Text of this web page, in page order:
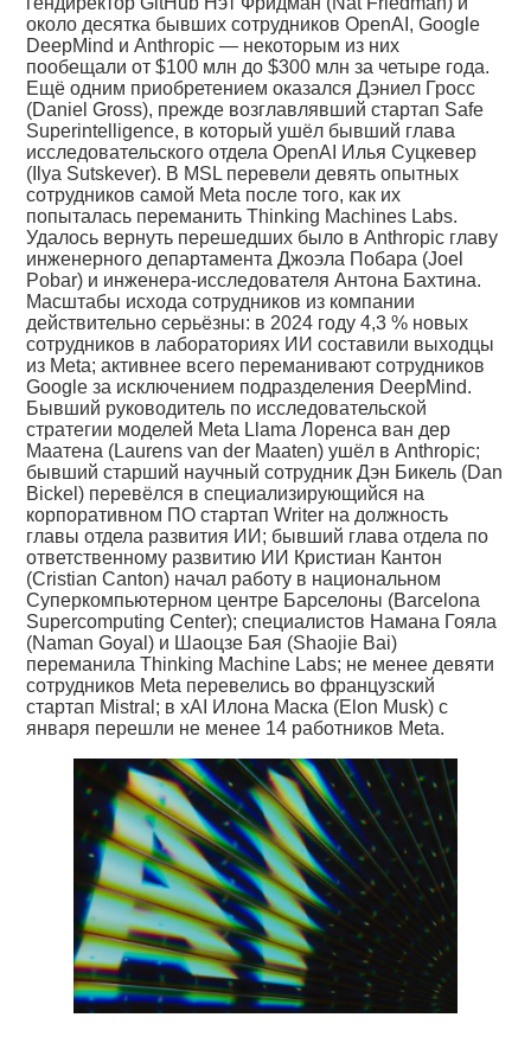
около десятка бывших сотрудников OpenAI, Google
DeepMind и Anthropic — некоторым из них
пообещали от $100 млн до $300 млн за четыре года.
Ещё одним приобретением оказался Дэниел Гросс
(Daniel Gross), прежде возглавлявший стартап Safe
Superintelligence, в который ушёл бывший глава
исследовательского отдела OpenAI Илья Суцкевер
(Ilya Sutskever). В MSL перевели девять опытных
сотрудников самой Meta после того, как их
попыталась переманить Thinking Machines Labs.
Удалось вернуть перешедших было в Anthropic главу
инженерного департамента Джоэла Побара (Joel
Pobar) и инженера-исследователя Антона Бахтина.
Масштабы исхода сотрудников из компании
действительно серьёзны: в 2024 году 4,3 % новых
сотрудников в лабораториях ИИ составили выходцы
из Meta; активнее всего переманивают сотрудников
Google за исключением подразделения DeepMind.
Бывший руководитель по исследовательской
стратегии моделей Meta Llama Лоренса ван дер
Маатена (Laurens van der Maaten) ушёл в Anthropic;
бывший старший научный сотрудник Дэн Бикель (Dan
Bickel) перевёлся в специализирующийся на
корпоративном ПО стартап Writer на должность
главы отдела развития ИИ; бывший глава отдела по
ответственному развитию ИИ Кристиан Кантон
(Cristian Canton) начал работу в национальном
Суперкомпьютерном центре Барселоны (Barcelona
Supercomputing Center); специалистов Намана Гояла
(Naman Goyal) и Шаоцзе Бая (Shaojie Bai)
переманила Thinking Machine Labs; не менее девяти
сотрудников Meta перевелись во французский
стартап Mistral; в xAI Илона Маска (Elon Musk) с
января перешли не менее 14 работников Meta.